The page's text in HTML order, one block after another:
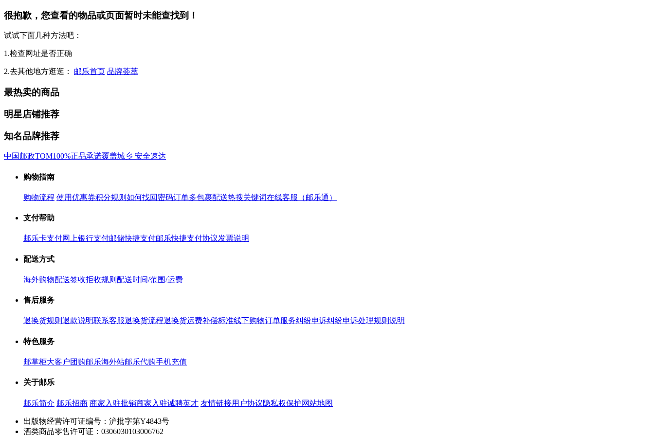
很抱歉，您查看的物品或页面暂时未能查找到！
试试下面几种方法吧：
1.检查网址是否正确
2.去其他地方逛逛： 邮乐首页 品牌荟萃
最热卖的商品
明星店铺推荐
知名品牌推荐
中国邮政TOM100%正品承诺覆盖城乡 安全速达
购物指南
购物流程 使用优惠券积分规则 如何找回密码订单多包裹配送热搜关键词在线客服（邮乐通）
支付帮助
邮乐卡支付网上银行支付邮储快捷支付邮乐快捷支付协议发票说明
配送方式
海外购物配送签收拒收规则 配送时间/范围/运费
售后服务
退换货规则 退款说明联系客服退换货流程退换货运费补偿标准线下购物订单服务纠纷申诉纠纷申诉处理规则说明
特色服务
邮掌柜大客户团购邮乐海外站邮乐代购手机充值
关于邮乐
邮乐简介 邮乐招商 商家入驻批销商家入驻诚聘英才 友情链接用户协议隐私权保护网站地图
出版物经营许可证编号：沪批字第Y4843号
酒类商品零售许可证：0306030103006762